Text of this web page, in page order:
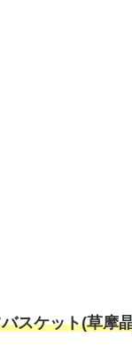
スケット(草摩